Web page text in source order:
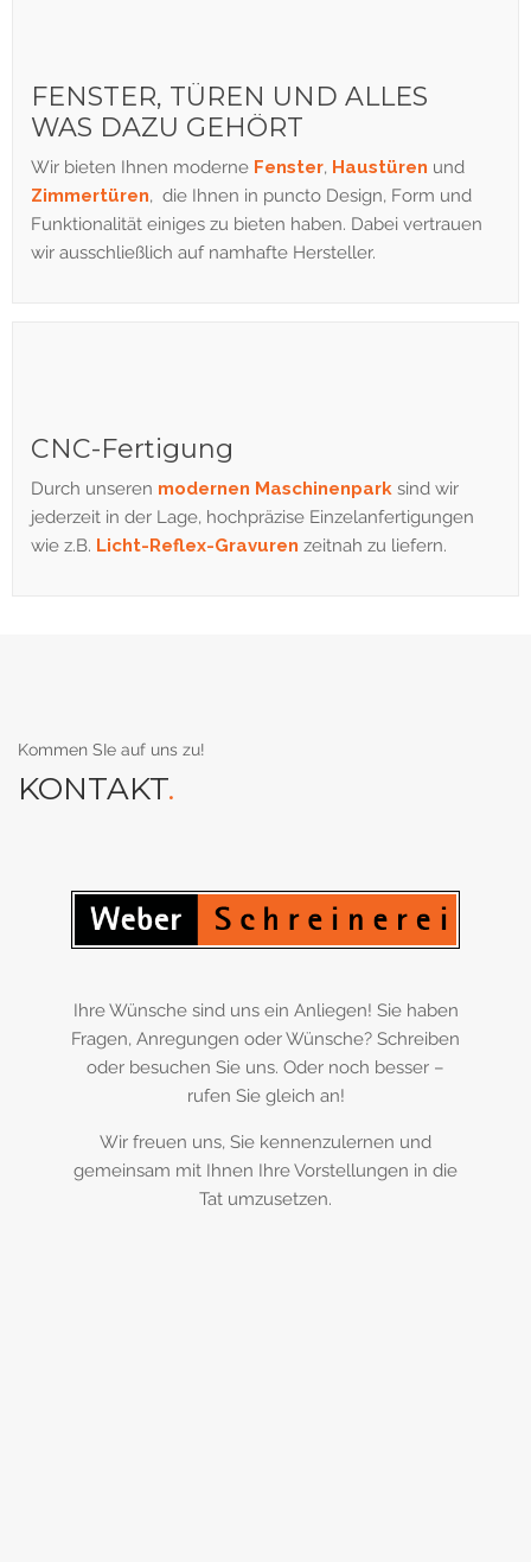
FENSTER, TÜREN UND ALLES
WAS DAZU GEHÖRT
Wir bieten Ihnen moderne Fenster, Haustüren und
Zimmertüren, die Ihnen in puncto Design, Form und
Funktionalität einiges zu bieten haben. Dabei vertrauen
wir ausschließlich auf namhafte Hersteller.
CNC-Fertigung
Durch unseren modernen Maschinenpark sind wir
jederzeit in der Lage, hochpräzise Einzelanfertigungen
wie z.B. Licht-Reflex-Gravuren zeitnah zu liefern.
Kommen SIe auf uns zu!
KONTAKT.
Ihre Wünsche sind uns ein Anliegen! Sie haben
Fragen, Anregungen oder Wünsche? Schreiben
oder besuchen Sie uns. Oder noch besser –
rufen Sie gleich an!
Wir freuen uns, Sie kennenzulernen und
gemeinsam mit Ihnen Ihre Vorstellungen in die
Tat umzusetzen.